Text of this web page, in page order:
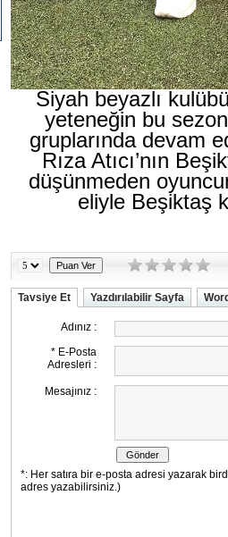
Siyah beyazlı
yeteneğin bu
gruplarında devam
Rıza Atıcı’nın
düşünmeden
eliyle Beşiktaş
Tavsiye Et Yazdırılabilir Sayfa